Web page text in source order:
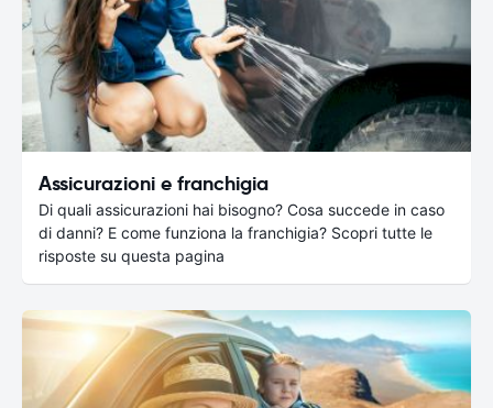
Assicurazioni e franchigia
Di quali assicurazioni hai bisogno? Cosa succede in caso
di danni? E come funziona la franchigia? Scopri tutte le
risposte su questa pagina